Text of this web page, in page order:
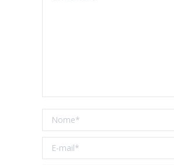
Nome *
E-mail *